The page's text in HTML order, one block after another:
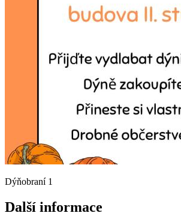
Dýňobraní 1
Další informace